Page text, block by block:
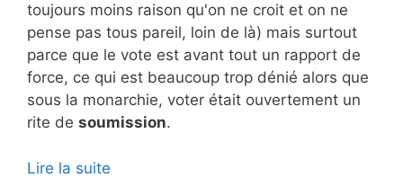
toujours moins raison qu'on ne croit et on ne
pense pas tous pareil, loin de là) mais surtout
parce que le vote est avant tout un rapport de
force, ce qui est beaucoup trop dénié alors que
sous la monarchie, voter était ouvertement un
rite de soumission.
Lire la suite